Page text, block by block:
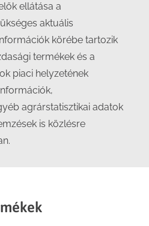
ellátása a
aktuális
körébe tartozik
termékek és a
piaci helyzetének
agrárstatisztikai adatok
is közlésre